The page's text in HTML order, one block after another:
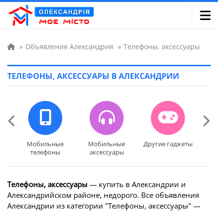
» Объявления Александрия » Телефоны, аксессуары
ТЕЛЕФОНЫ, АКСЕССУАРЫ В АЛЕКСАНДРИИ
Мобильные
телефоны
Мобильные
телефоны
Мобильные
аксессуары
Мобильные
аксессуары
Другие гаджеты
Другие гаджеты
Телефоны, аксессуары — купить в Александрии и
Александрийском районе, недорого. Все объявления
Александрии из категории "Телефоны, аксессуары" —